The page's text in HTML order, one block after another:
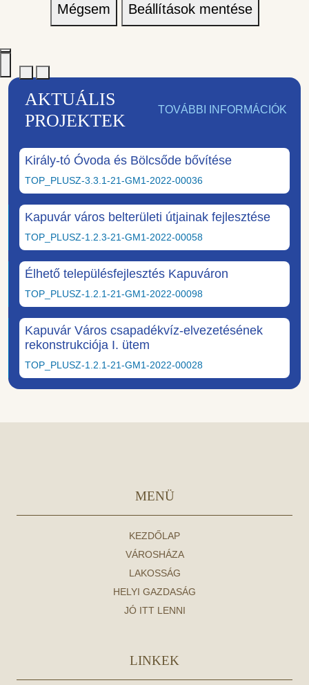
Mégsem Beállítások mentése
AKTUÁLIS
PROJEKTEK
TOVÁBBI INFORMÁCIÓK
Király-tó Óvoda és Bölcsőde bővítése
TOP_PLUSZ-3.3.1-21-GM1-2022-00036
Kapuvár város belterületi útjainak fejlesztése
TOP_PLUSZ-1.2.3-21-GM1-2022-00058
Élhető településfejlesztés Kapuváron
TOP_PLUSZ-1.2.1-21-GM1-2022-00098
Kapuvár Város csapadékvíz-elvezetésének
rekonstrukciója I. ütem
TOP_PLUSZ-1.2.1-21-GM1-2022-00028
MENÜ
KEZDŐLAP
VÁROSHÁZA
LAKOSSÁG
HELYI GAZDASÁG
JÓ ITT LENNI
LINKEK